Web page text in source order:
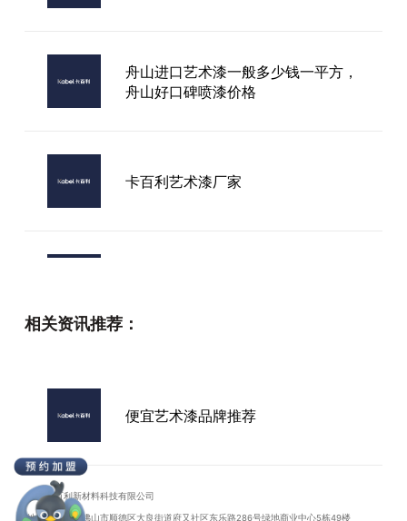
舟山进口艺术漆一般多少钱一平方，
舟山好口碑喷漆价格
卡百利艺术漆厂家
么多，哪个才是优选？
相关资讯推荐：
便宜艺术漆品牌推荐
广东卡百利新材料科技有限公司
地址：广东省佛山市顺德区大良街道府又社区东乐路286号绿地商业中心5栋49楼